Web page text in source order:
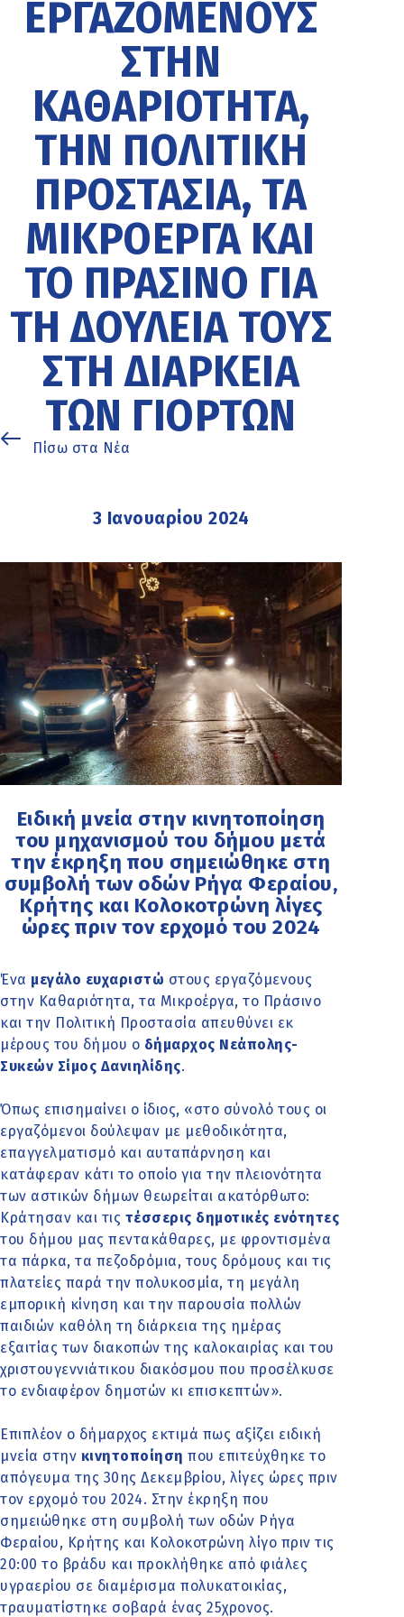
ΕΡΓΑΖΌΜΕΝΟΥΣ
ΣΤΗΝ
ΚΑΘΑΡΙΌΤΗΤΑ,
ΤΗΝ ΠΟΛΙΤΙΚΉ
ΠΡΟΣΤΑΣΊΑ, ΤΑ
ΜΙΚΡΟΈΡΓΑ ΚΑΙ
ΤΟ ΠΡΆΣΙΝΟ ΓΙΑ
ΤΗ ΔΟΥΛΕΙΆ ΤΟΥΣ
ΣΤΗ ΔΙΆΡΚΕΙΑ
ΤΩΝ ΓΙΟΡΤΏΝ
Πίσω στα Νέα
3 Ιανουαρίου 2024
Ειδική μνεία στην κινητοποίηση
του μηχανισμού του δήμου μετά
την έκρηξη που σημειώθηκε στη
συμβολή των οδών Ρήγα Φεραίου,
Κρήτης και Κολοκοτρώνη λίγες
ώρες πριν τον ερχομό του 2024
Ένα μεγάλο ευχαριστώ στους εργαζόμενους
στην Καθαριότητα, τα Μικροέργα, το Πράσινο
και την Πολιτική Προστασία απευθύνει εκ
μέρους του δήμου ο δήμαρχος Νεάπολης-
Συκεών Σίμος Δανιηλίδης.
Όπως επισημαίνει ο ίδιος, «στο σύνολό τους οι
εργαζόμενοι δούλεψαν με μεθοδικότητα,
επαγγελματισμό και αυταπάρνηση και
κατάφεραν κάτι το οποίο για την πλειονότητα
των αστικών δήμων θεωρείται ακατόρθωτο:
Κράτησαν και τις τέσσερις δημοτικές ενότητες
του δήμου μας πεντακάθαρες, με φροντισμένα
τα πάρκα, τα πεζοδρόμια, τους δρόμους και τις
πλατείες παρά την πολυκοσμία, τη μεγάλη
εμπορική κίνηση και την παρουσία πολλών
παιδιών καθόλη τη διάρκεια της ημέρας
εξαιτίας των διακοπών της καλοκαιρίας και του
χριστουγεννιάτικου διακόσμου που προσέλκυσε
το ενδιαφέρον δημοτών κι επισκεπτών».
Επιπλέον ο δήμαρχος εκτιμά πως αξίζει ειδική
μνεία στην κινητοποίηση που επιτεύχθηκε το
απόγευμα της 30ης Δεκεμβρίου, λίγες ώρες πριν
τον ερχομό του 2024. Στην έκρηξη που
σημειώθηκε στη συμβολή των οδών Ρήγα
Φεραίου, Κρήτης και Κολοκοτρώνη λίγο πριν τις
20:00 το βράδυ και προκλήθηκε από φιάλες
υγραερίου σε διαμέρισμα πολυκατοικίας,
τραυματίστηκε σοβαρά ένας 25χρονος.